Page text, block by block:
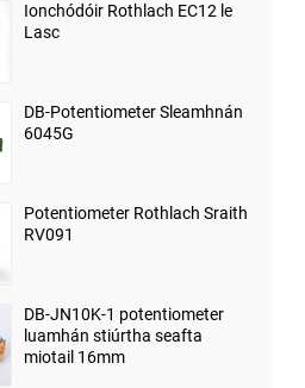
Ionchódóir Rothlach EC12 le
Lasc
DB-Potentiometer Sleamhnán
6045G
Potentiometer Rothlach Sraith
RV091
DB-JN10K-1 potentiometer
luamhán stiúrtha seafta
miotail 16mm